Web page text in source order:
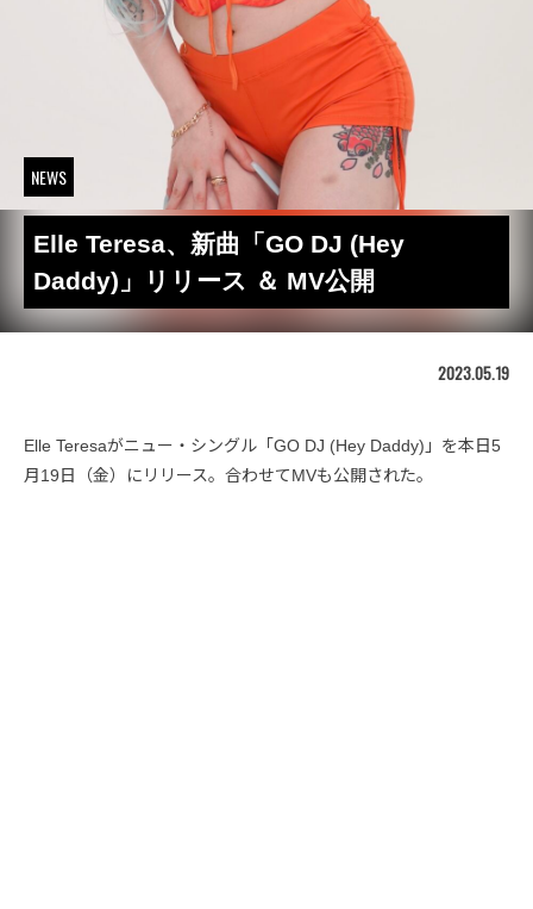
NEWS
Elle Teresa、新曲「GO DJ (Hey
Daddy)」リリース ＆ MV公開
2023.05.19
Elle Teresaがニュー・シングル「GO DJ (Hey Daddy)」を本日5
月19日（金）にリリース。合わせてMVも公開された。